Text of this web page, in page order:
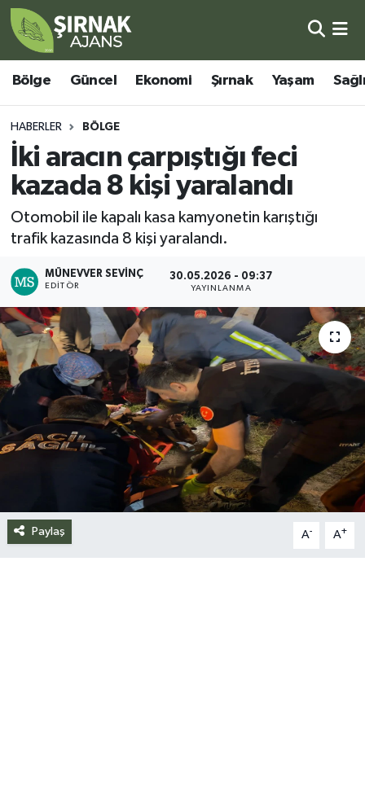
Bölge Güncel Ekonomi Şırnak Yaşam
HABERLER BÖLGE
İki aracın çarpıştığı feci
kazada 8 kişi yaralandı
Otomobil ile kapalı kasa kamyonetin karıştığı
trafik kazasında 8 kişi yaralandı.
MÜNEVVER SEVINÇ
EDITÖR
30.05.2026 - 09:37
YAYINLANMA
Paylaş A- A+
Bölge
Güncel
Şırnak
Sağlık
Eğitim
Kültür - Sanat
Siyaset
Spor
Yazarlar
Şırnak Nöbetçi Eczaneler
Şırnak Hava Durumu
Şırnak Trafik Yoğunluk Haritası
Süper Lig Puan Durumu ve Fikstür
Tüm Manşetler
Son Dakika Haberleri
Haber Arşivi